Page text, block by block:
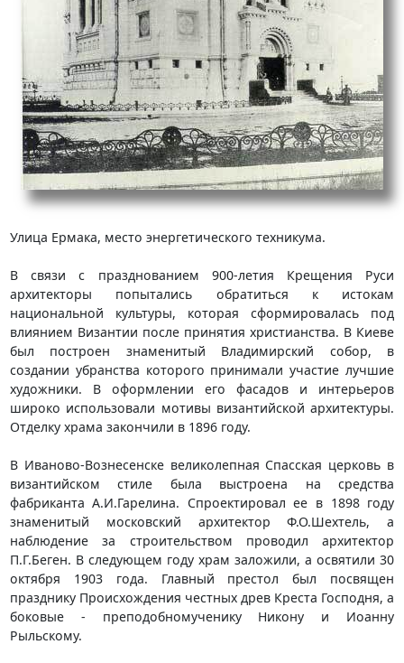
Улица Ермака, место энергетического техникума.
В связи с празднованием 900-летия Крещения Руси
архитекторы попытались обратиться к истокам
национальной культуры, которая сформировалась под
влиянием Византии после принятия христианства. В Киеве
был построен знаменитый Владимирский собор, в
создании убранства которого принимали участие лучшие
художники. В оформлении его фасадов и интерьеров
широко использовали мотивы византийской архитектуры.
Отделку храма закончили в 1896 году.
В Иваново-Вознесенске великолепная Спасская церковь в
византийском стиле была выстроена на средства
фабриканта А.И.Гарелина. Спроектировал ее в 1898 году
знаменитый московский архитектор Ф.О.Шехтель, а
наблюдение за строительством проводил архитектор
П.Г.Беген. В следующем году храм заложили, а освятили 30
октября 1903 года. Главный престол был посвящен
празднику Происхождения честных древ Креста Господня, а
боковые - преподобномученику Никону и Иоанну
Рыльскому.